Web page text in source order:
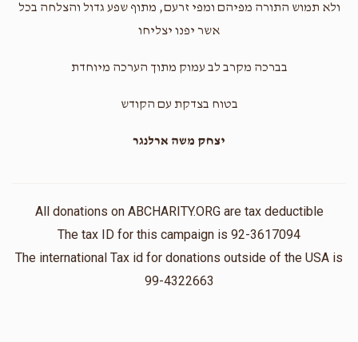
ולא תמוש התורה מפיהם ומפי זרעם, מתוף שפע גדול והצלחה בכל
אשר יפנו יצליחו
בברכה מקרב לב עמוק מתוך הערכה מיוחדת
בטוח בצדקת עם הקודש
יצחק משה ארלנגר
All donations on ABCHARITY.ORG are tax deductible
The tax ID for this campaign is 92-3617094
The international Tax id for donations outside of the USA is
99-4322663